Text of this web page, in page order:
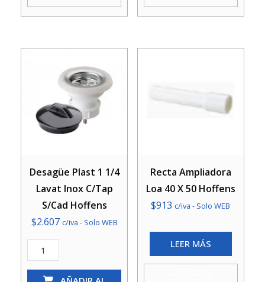
cantidad
Desagüe Plast 1 1/4
Lavat Inox C/Tap
S/Cad Hoffens
$2.607 c/iva - Solo WEB
Desagüe
Plast
Recta Ampliadora
Loa 40 X 50 Hoffens
$913 c/iva - Solo WEB
LEER MÁS